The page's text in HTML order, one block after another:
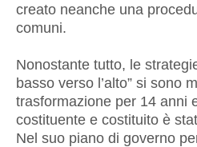
creato neanche una
comuni.
Nonostante tutto, le
basso verso l’alto” si sono
trasformazione per 14 anni
costituente e costituito è
Nel suo piano di governo